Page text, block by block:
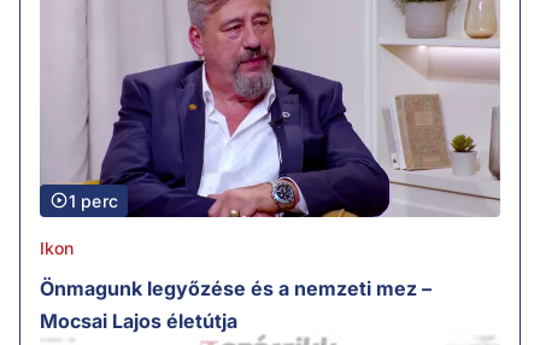
1 perc
Ikon
Önmagunk legyőzése és a nemzeti mez –
Mocsai Lajos életútja